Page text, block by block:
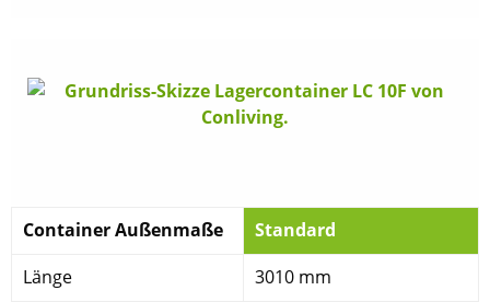
Container Außenmaße
Standard
Länge
3010 mm